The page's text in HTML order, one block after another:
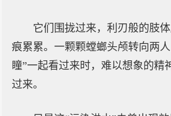
它们围拢过来，利刃般的肢
痕累累。一颗颗螳螂头颅转向两
瞳”一起看过来时，难以想象的精
过来。